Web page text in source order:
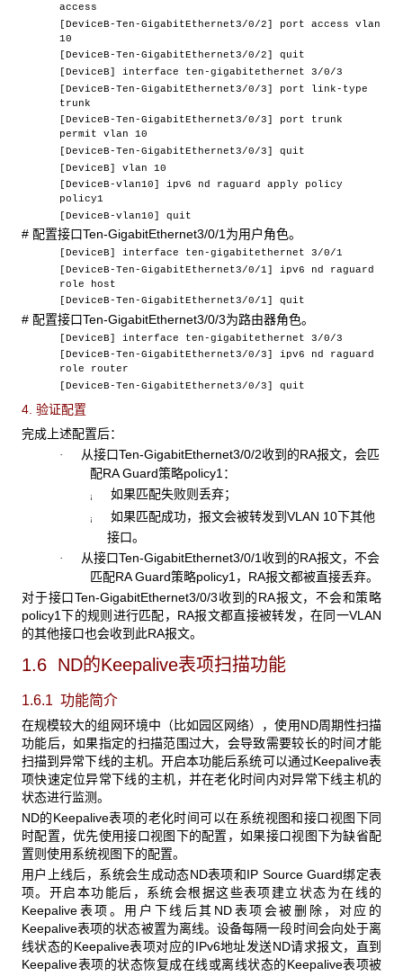
access
[DeviceB-Ten-GigabitEthernet3/0/2] port access vlan
10
[DeviceB-Ten-GigabitEthernet3/0/2] quit
[DeviceB] interface ten-gigabitethernet 3/0/3
[DeviceB-Ten-GigabitEthernet3/0/3] port link-type
trunk
[DeviceB-Ten-GigabitEthernet3/0/3] port trunk
permit vlan 10
[DeviceB-Ten-GigabitEthernet3/0/3] quit
[DeviceB] vlan 10
[DeviceB-vlan10] ipv6 nd raguard apply policy
policy1
[DeviceB-vlan10] quit
# 配置接口Ten-GigabitEthernet3/0/1为用户角色。
[DeviceB] interface ten-gigabitethernet 3/0/1
[DeviceB-Ten-GigabitEthernet3/0/1] ipv6 nd raguard
role host
[DeviceB-Ten-GigabitEthernet3/0/1] quit
# 配置接口Ten-GigabitEthernet3/0/3为路由器角色。
[DeviceB] interface ten-gigabitethernet 3/0/3
[DeviceB-Ten-GigabitEthernet3/0/3] ipv6 nd raguard
role router
[DeviceB-Ten-GigabitEthernet3/0/3] quit
4. 验证配置
完成上述配置后：
· 从接口Ten-GigabitEthernet3/0/2收到的RA报文，会匹
配RA Guard策略policy1：
¡ 如果匹配失败则丢弃；
¡
如果匹配成功，报文会被转发到VLAN 10下其他
接口。
· 从接口Ten-GigabitEthernet3/0/1收到的RA报文，不会
匹配RA Guard策略policy1，RA报文都被直接丢弃。
对于接口Ten-GigabitEthernet3/0/3收到的RA报文，不会和策略
policy1下的规则进行匹配，RA报文都直接被转发，在同一VLAN
的其他接口也会收到此RA报文。
1.6 ND的Keepalive表项扫描功能
1.6.1 功能简介
在规模较大的组网环境中（比如园区网络），使用ND周期性扫描
功能后，如果指定的扫描范围过大，会导致需要较长的时间才能
扫描到异常下线的主机。开启本功能后系统可以通过Keepalive表
项快速定位异常下线的主机，并在老化时间内对异常下线主机的
状态进行监测。
ND的Keepalive表项的老化时间可以在系统视图和接口视图下同
时配置，优先使用接口视图下的配置，如果接口视图下为缺省配
置则使用系统视图下的配置。
用户上线后，系统会生成动态ND表项和IP Source Guard绑定表
项。开启本功能后，系统会根据这些表项建立状态为在线的
Keepalive表项。用户下线后其ND表项会被删除，对应的
Keepalive表项的状态被置为离线。设备每隔一段时间会向处于离
线状态的Keepalive表项对应的IPv6地址发送ND请求报文，直到
Keepalive表项的状态恢复成在线或离线状态的Keepalive表项被